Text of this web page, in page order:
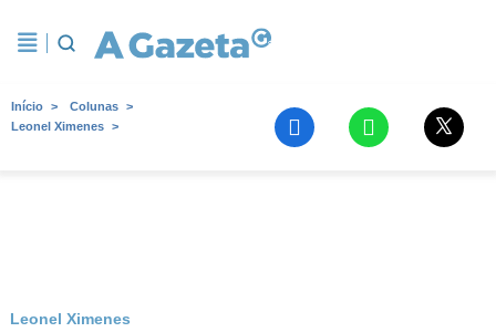
Início
Colunas
Leonel Ximenes
Leonel Ximenes